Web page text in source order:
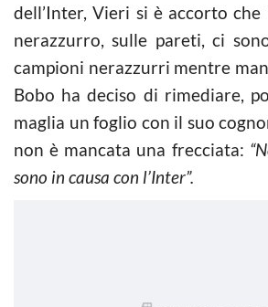
dell’Inter, Vieri si è accorto
nerazzurro, sulle pareti, ci
campioni nerazzurri mentre
Bobo ha deciso di rimediare,
maglia un foglio con il suo
non è mancata una frecciata:
sono in causa con l’Inter”.